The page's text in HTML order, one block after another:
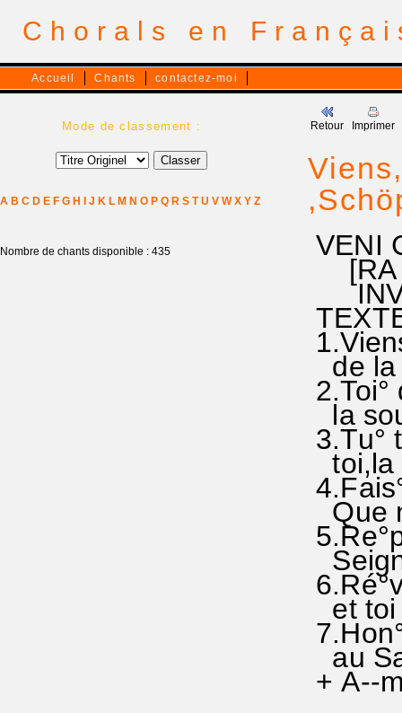
Chorals en
Accueil Chants contactez-moi
Mode de classement :
A B C D E F G H J K L M N O P Q R S T U V W X Y Z
Nombre de chants disponible : 435
Retour Imprimer
VENI
[RA
de la
la
3.Tu°
toi,la
Que
et toi
au
+ A--